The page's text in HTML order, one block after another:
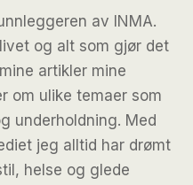
av INMA.
og alt som gjør det
artikler mine
om ulike temaer som
underholdning. Med
jeg alltid har drømt
helse og glede